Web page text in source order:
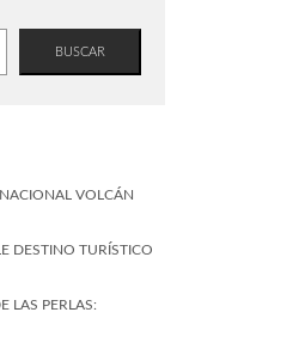
BUSCAR
VOLCÁN
DESTINO TURÍSTICO
LAS PERLAS: